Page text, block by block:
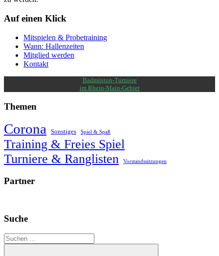
Auf einen Klick
Mitspielen & Probetraining
Wann: Hallenzeiten
Mitglied werden
Kontakt
Badminton-Turniere
im Rhein-Main-Gebiet
Themen
Corona Sonstiges Spiel & Spaß
Training & Freies Spiel
Turniere & Ranglisten
Vorstandssitzungen
Partner
Suche
Suchen
nach: